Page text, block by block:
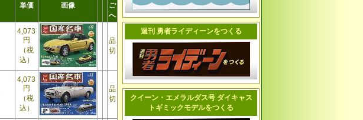
単価 画像
ご
へ
4,073
円
（税
込）
品
切
4,073
円
（税
込）
品
切
週刊 勇者ライディーンをつくる
クイーン・エメラルダス号 ダイキャス
トギミックモデルをつくる